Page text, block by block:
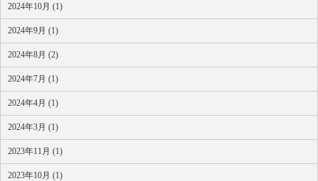
2024年10月 (1)
2024年9月 (1)
2024年8月 (2)
2024年7月 (1)
2024年4月 (1)
2024年3月 (1)
2023年11月 (1)
2023年10月 (1)